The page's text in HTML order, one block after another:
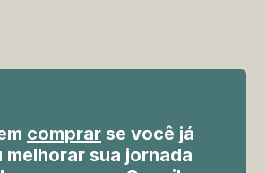
comprar se você já
melhorar sua jornada